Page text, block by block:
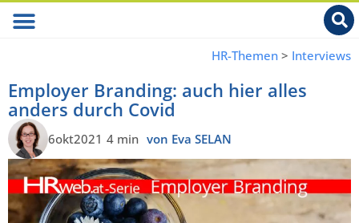
HR-Themen > Interviews
Employer Branding: auch hier alles
anders durch Covid
6okt2021 4 min von Eva SELAN